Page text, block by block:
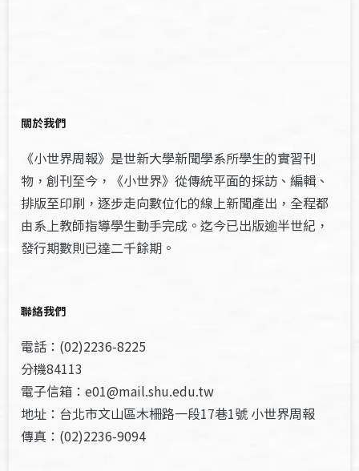
關於我們
《小世界周報》是世新大學新聞學系所學生的實習刊
物，創刊至今，《小世界》從傳統平面的採訪、編輯、
排版至印刷，逐步走向數位化的線上新聞產出，全程都
由系上教師指導學生動手完成。迄今已出版逾半世紀，
發行期數則已達二千餘期。
聯絡我們
電話：(02)2236-8225
分機84113
電子信箱：e01@mail.shu.edu.tw
地址：台北市文山區木柵路一段17巷1號 小世界周報
傳真：(02)2236-9094